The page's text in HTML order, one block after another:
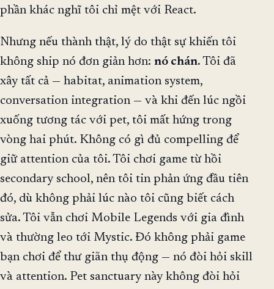
phần khác nghĩ tôi chỉ mệt với React.
Nhưng nếu thành thật, lý do thật sự khiến tôi
không ship nó đơn giản hơn: nó chán. Tôi đã
xây tất cả — habitat, animation system,
conversation integration — và khi đến lúc ngồi
xuống tương tác với pet, tôi mất hứng trong
vòng hai phút. Không có gì đủ compelling để
giữ attention của tôi. Tôi chơi game từ hồi
secondary school, nên tôi tin phản ứng đầu tiên
đó, dù không phải lúc nào tôi cũng biết cách
sửa. Tôi vẫn chơi Mobile Legends với gia đình
và thường leo tới Mystic. Đó không phải game
bạn chơi để thư giãn thụ động — nó đòi hỏi skill
và attention. Pet sanctuary này không đòi hỏi